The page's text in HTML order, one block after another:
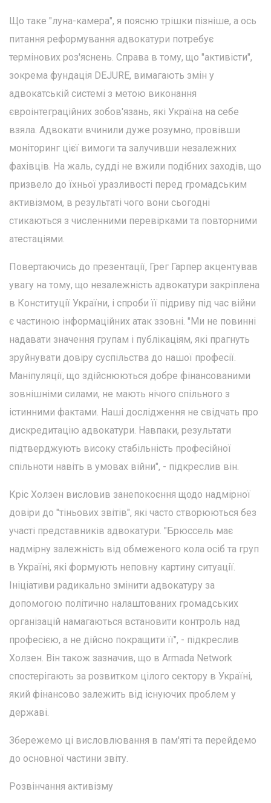
Що таке "луна-камера", я поясню трішки пізніше, а ось
питання реформування адвокатури потребує
термінових роз'яснень. Справа в тому, що "активісти",
зокрема фундація DEJURE, вимагають змін у
адвокатській системі з метою виконання
євроінтеграційних зобов'язань, які Україна на себе
взяла. Адвокати вчинили дуже розумно, провівши
моніторинг цієї вимоги та залучивши незалежних
фахівців. На жаль, судді не вжили подібних заходів, що
призвело до їхньої уразливості перед громадським
активізмом, в результаті чого вони сьогодні
стикаються з численними перевірками та повторними
атестаціями.
Повертаючись до презентації, Грег Гарпер акцентував
увагу на тому, що незалежність адвокатури закріплена
в Конституції України, і спроби її підриву під час війни
є частиною інформаційних атак ззовні. "Ми не повинні
надавати значення групам і публікаціям, які прагнуть
зруйнувати довіру суспільства до нашої професії.
Маніпуляції, що здійснюються добре фінансованими
зовнішніми силами, не мають нічого спільного з
істинними фактами. Наші дослідження не свідчать про
дискредитацію адвокатури. Навпаки, результати
підтверджують високу стабільність професійної
спільноти навіть в умовах війни", - підкреслив він.
Кріс Холзен висловив занепокоєння щодо надмірної
довіри до "тіньових звітів", які часто створюються без
участі представників адвокатури. "Брюссель має
надмірну залежність від обмеженого кола осіб та груп
в Україні, які формують неповну картину ситуації.
Ініціативи радикально змінити адвокатуру за
допомогою політично налаштованих громадських
організацій намагаються встановити контроль над
професією, а не дійсно покращити її", - підкреслив
Холзен. Він також зазначив, що в Armada Network
спостерігають за розвитком цілого сектору в Україні,
який фінансово залежить від існуючих проблем у
державі.
Збережемо ці висловлювання в пам'яті та перейдемо
до основної частини звіту.
Розвінчання активізму